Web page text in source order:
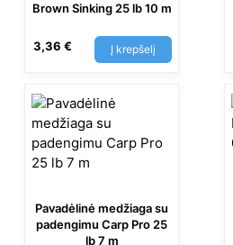
Brown Sinking 25 lb 10 m
3,36 € Į krepšelį
Pavadėlinė medžiaga su
padengimu Carp Pro 25
lb 7 m